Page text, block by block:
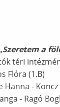
a
téri
Flóra (1.B)
- Koncz
- Ragó